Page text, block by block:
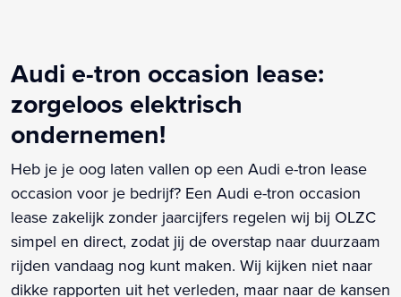
Audi e-tron occasion lease:
zorgeloos elektrisch
ondernemen!
Heb je je oog laten vallen op een Audi e-tron lease
occasion voor je bedrijf? Een Audi e-tron occasion
lease zakelijk zonder jaarcijfers regelen wij bij OLZC
simpel en direct, zodat jij de overstap naar duurzaam
rijden vandaag nog kunt maken. Wij kijken niet naar
dikke rapporten uit het verleden, maar naar de kansen